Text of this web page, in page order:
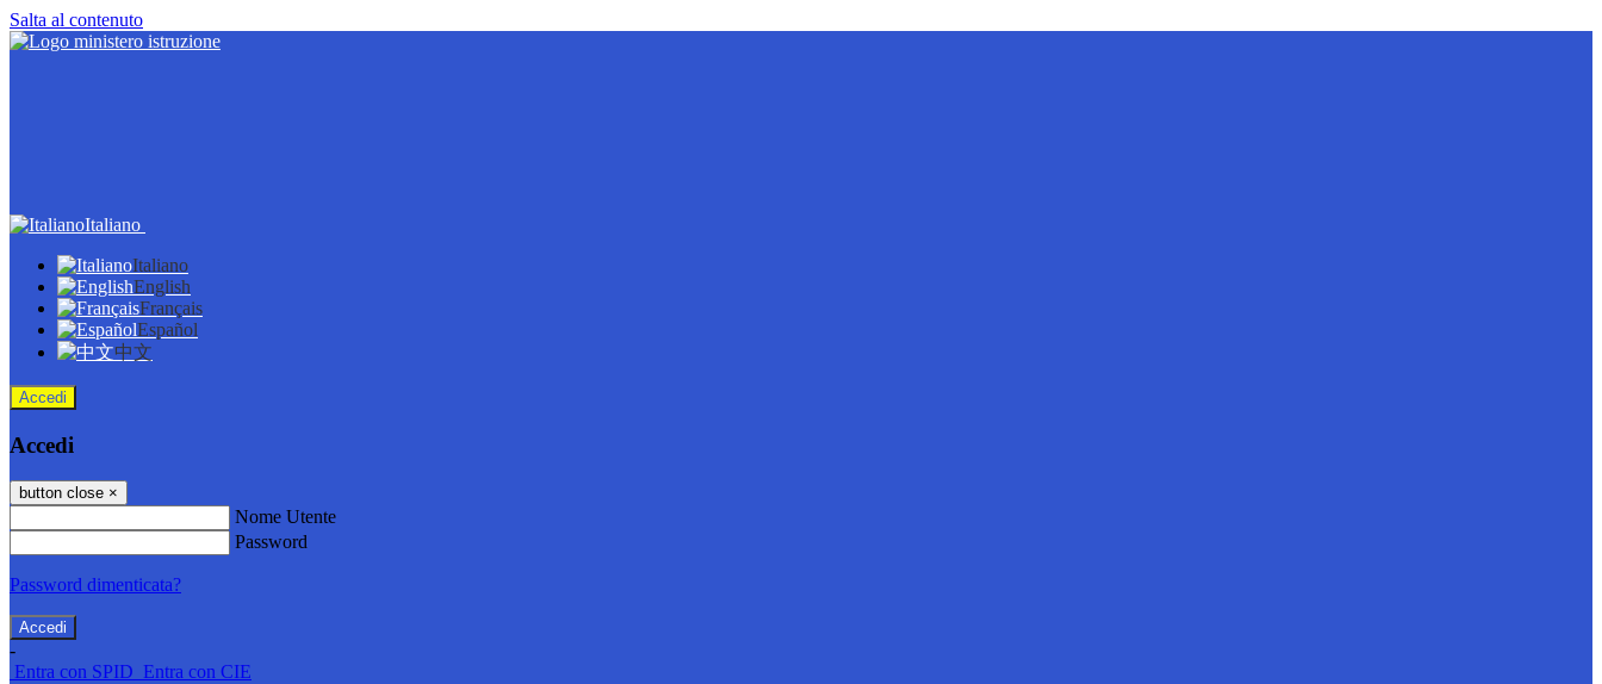
Salta al contenuto
Italiano
Italiano
English
Français
Español
中文
Accedi
Accedi
button close ×
Nome Utente
Password
Password dimenticata?
-
Entra con SPID Entra con CIE